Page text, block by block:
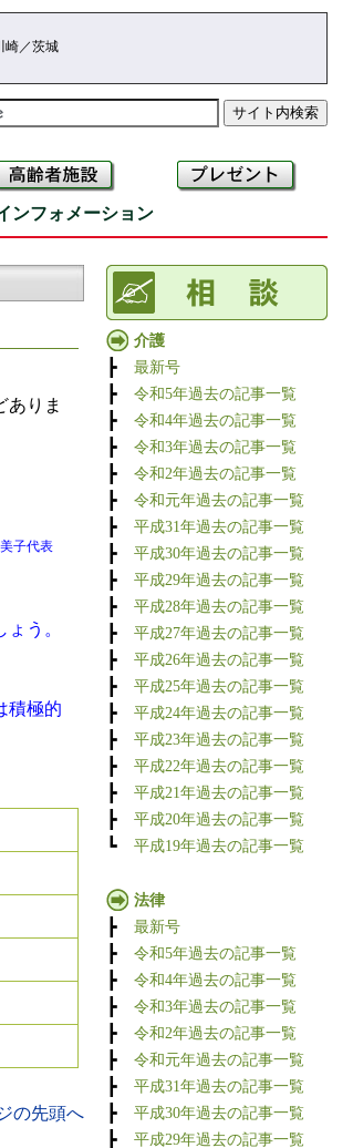
崎／茨城
ンフォメーション
ありま
子代表
う。
積極的
の先頭へ
介護
┣ 最新号
┣ 令和5年過去の記事一覧
┣ 令和4年過去の記事一覧
┣ 令和3年過去の記事一覧
┣ 令和2年過去の記事一覧
┣ 令和元年過去の記事一覧
┣ 平成31年過去の記事一覧
┣ 平成30年過去の記事一覧
┣ 平成29年過去の記事一覧
┣ 平成28年過去の記事一覧
┣ 平成27年過去の記事一覧
┣ 平成26年過去の記事一覧
┣ 平成25年過去の記事一覧
┣ 平成24年過去の記事一覧
┣ 平成23年過去の記事一覧
┣ 平成22年過去の記事一覧
┣ 平成21年過去の記事一覧
┣ 平成20年過去の記事一覧
┗ 平成19年過去の記事一覧
法律
┣ 最新号
┣ 令和5年過去の記事一覧
┣ 令和4年過去の記事一覧
┣ 令和3年過去の記事一覧
┣ 令和2年過去の記事一覧
┣ 令和元年過去の記事一覧
┣ 平成31年過去の記事一覧
┣ 平成30年過去の記事一覧
┣ 平成29年過去の記事一覧